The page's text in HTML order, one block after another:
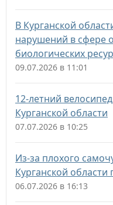
В Курганской
нарушений в сфере
биологических
09.07.2026 в 11:01
12-летний
Курганской области
07.07.2026 в 10:25
Из-за плохого
Курганской
06.07.2026 в 16:13